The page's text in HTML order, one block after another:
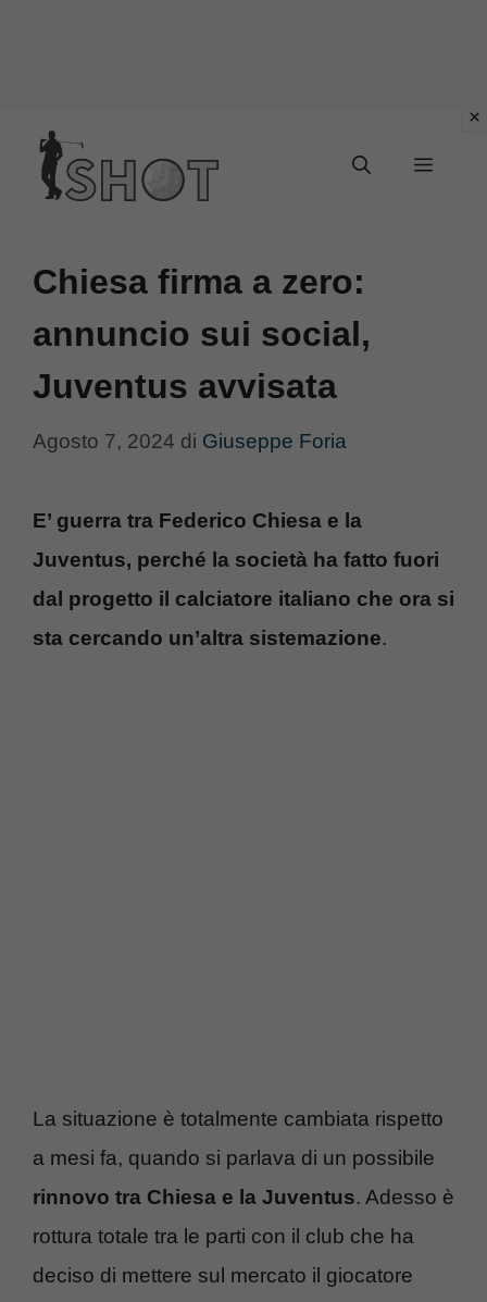
contenuto
Menu
Chiesa firma a zero:
annuncio sui social,
Juventus avvisata
Agosto 7, 2024 di Giuseppe Foria
E’ guerra tra Federico Chiesa e la
Juventus, perché la società ha fatto fuori
dal progetto il calciatore italiano che ora si
sta cercando un’altra sistemazione.
La situazione è totalmente cambiata rispetto
a mesi fa, quando si parlava di un possibile
rinnovo tra Chiesa e la Juventus. Adesso è
rottura totale tra le parti con il club che ha
deciso di mettere sul mercato il giocatore